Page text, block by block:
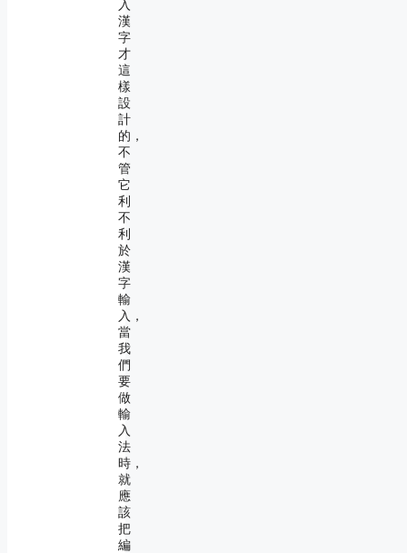
入
漢
字
才
這
樣
設
計
的，
不
管
它
利
不
利
於
漢
字
輸
入，
當
我
們
要
做
輸
入
法
時，
就
應
該
把
編